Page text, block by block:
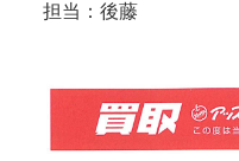
担当：後藤